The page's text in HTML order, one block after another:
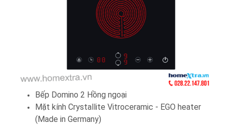
Bếp Domino 2 Hồng ngoại
Mặt kính Crystallite Vitroceramic - EGO heater
(Made in Germany)